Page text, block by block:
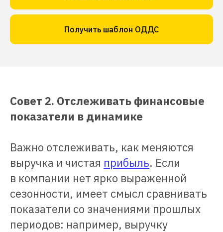
Получить шаблон ОДДС
Совет 2. Отслеживать финансовые
показатели в динамике
Важно отслеживать, как меняются
выручка и чистая прибыль. Если
в компании нет ярко выраженной
сезонности, имеет смысл сравнивать
показатели со значениями прошлых
периодов: например, выручку